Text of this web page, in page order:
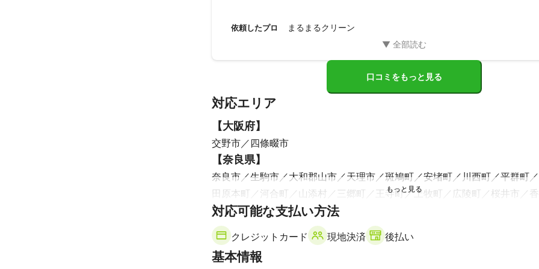
依頼したプロ まるまるクリーン
口コミをもっと見る
対応エリア
【大阪府】
交野市 四條畷市
【奈良県】
奈良市 生駒市 大和郡山市 天理市 斑鳩町 安堵町 川西町 平群町
田原本町
河合町 山添村 三郷町 王寺町 上牧町 広陵町 桜井市
橿原市
大和高田市 宇陀市
吉野町
御杖村 黒滝村
【和歌山県】
橋本市
対応可能な支払い方法
クレジットカード 現地決済 後払い
基本情報